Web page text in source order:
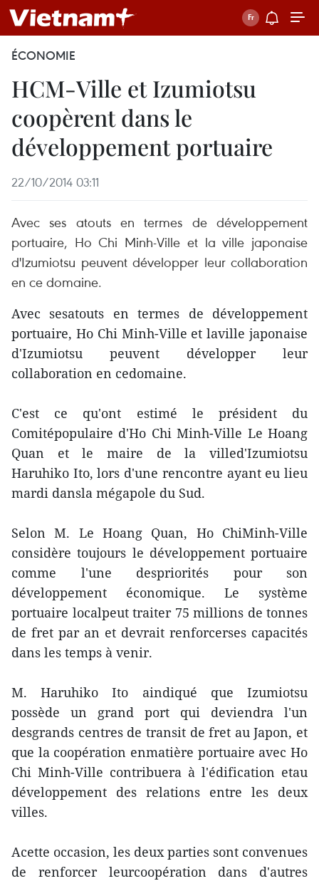
ÉCONOMIE
HCM-Ville et Izumiotsu
coopèrent dans le
développement portuaire
22/10/2014 03:11
Avec ses atouts en termes de développement
portuaire, Ho Chi Minh-Ville et la ville japonaise
d'Izumiotsu peuvent développer leur collaboration
en ce domaine.
Avec sesatouts en termes de développement
portuaire, Ho Chi Minh-Ville et laville japonaise
d'Izumiotsu peuvent développer leur
collaboration en cedomaine.
C'est ce qu'ont estimé le président du
Comitépopulaire d'Ho Chi Minh-Ville Le Hoang
Quan et le maire de la villed'Izumiotsu
Haruhiko Ito, lors d'une rencontre ayant eu lieu
mardi dansla mégapole du Sud.
Selon M. Le Hoang Quan, Ho ChiMinh-Ville
considère toujours le développement portuaire
comme l'une despriorités pour son
développement économique. Le système
portuaire localpeut traiter 75 millions de tonnes
de fret par an et devrait renforcerses capacités
dans les temps à venir.
M. Haruhiko Ito aindiqué que Izumiotsu
possède un grand port qui deviendra l'un
desgrands centres de transit de fret au Japon, et
que la coopération enmatière portuaire avec Ho
Chi Minh-Ville contribuera à l'édification etau
développement des relations entre les deux
villes.
Acette occasion, les deux parties sont convenues
de renforcer leurcoopération dans d'autres